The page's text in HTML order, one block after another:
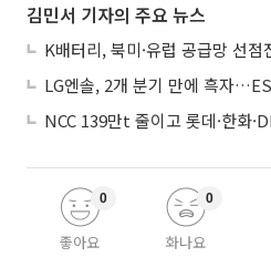
김민서 기자의 주요 뉴스
좋아요
0
화나요
0